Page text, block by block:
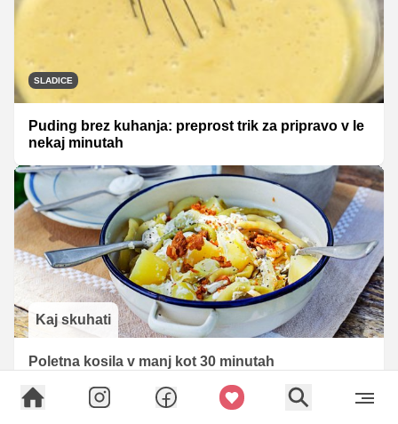
SLADICE
Puding brez kuhanja: preprost trik za pripravo v le
nekaj minutah
Kaj skuhati
Poletna kosila v manj kot 30 minutah